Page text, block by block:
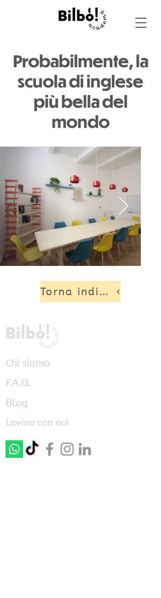
Probabilmente, la
scuola di inglese
più bella del
mondo
Torna indietro
Chi siamo
F.A.Q.
Blog
Lavora con noi